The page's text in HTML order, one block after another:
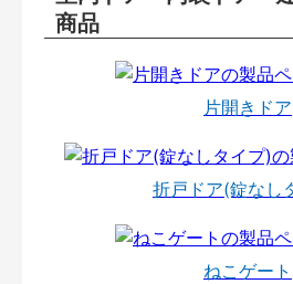
商品
片開きドア
折戸ドア(錠なし
ねこゲート